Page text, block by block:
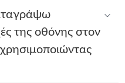
της οθόνης στον